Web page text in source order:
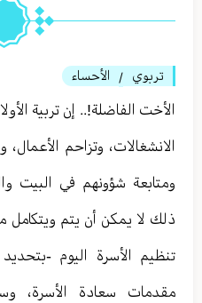
تربوي / الأحساء
الأخت الفاضلة!.. إن تربية
الانشغالات، وتزاحم
ومتابعة شؤونهم في البيت
ذلك لا يمكن أن يتم ويتكامل
تنظيم الأسرة اليوم -
مقدمات سعادة الأسرة،